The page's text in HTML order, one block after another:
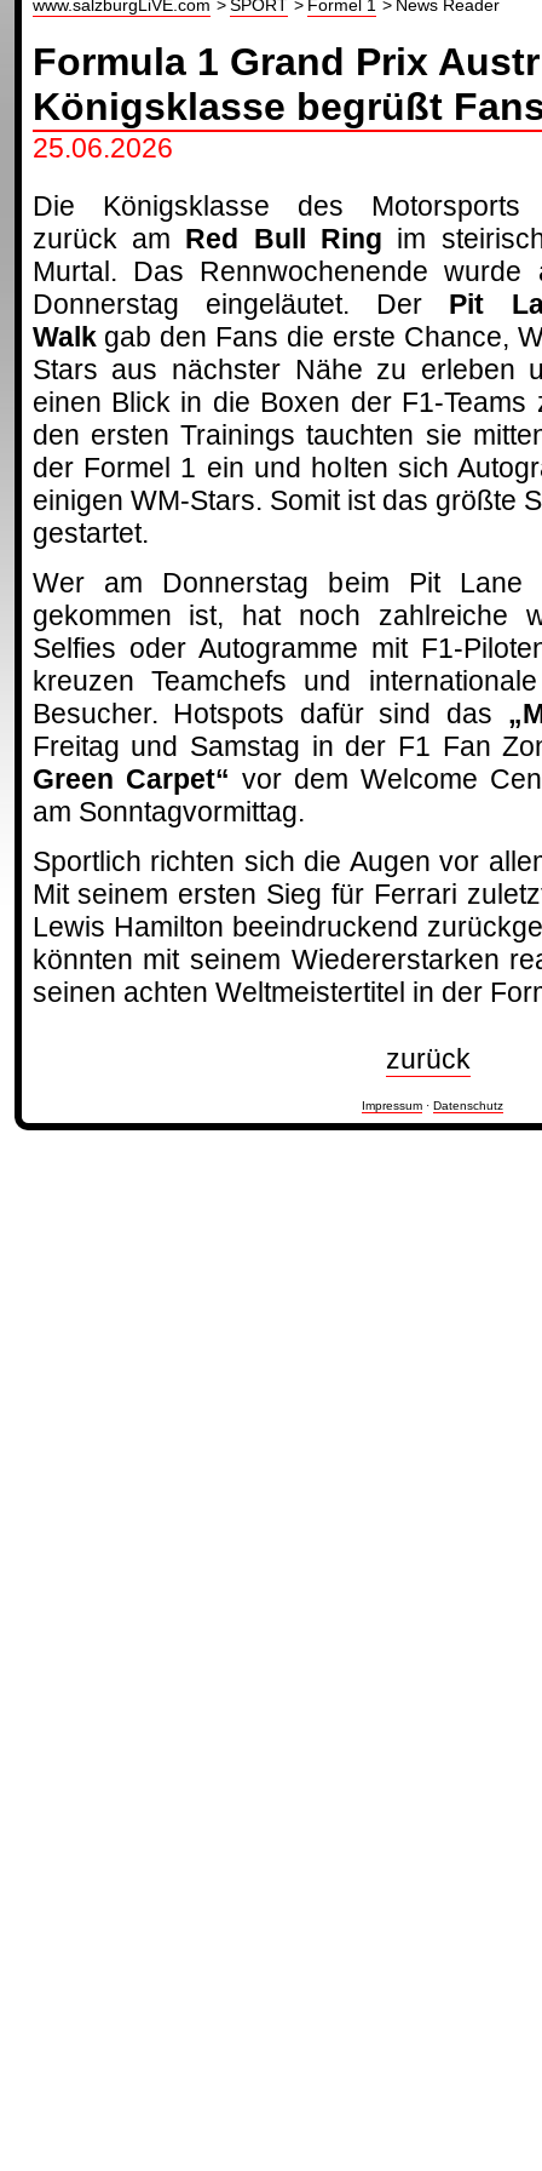
www.salzburgLiVE.com SPORT Formel 1 News Reader
Formula 1 Grand Prix
Königsklasse begrüßt
25.06.2026
Die Königsklasse des Motorsports
zurück am Red Bull Ring im
Murtal. Das Rennwochenende wurde
Donnerstag eingeläutet. Der Pit
Walkgab den Fans die erste Chance,
Stars aus nächster Nähe zu erleben
einen Blick in die Boxen der F1-Teams
den ersten Trainings tauchten sie
der Formel 1 ein und holten sich
einigen WM-Stars. Somit ist das größte
gestartet.
Wer am Donnerstag beim Pit
gekommen ist, hat noch zahlreiche
Selfies oder Autogramme mit F1-
kreuzen Teamchefs und
Besucher. Hotspots dafür sind das
Freitag und Samstag in der F1 Fan
Green Carpet“ vor dem Welcome
am Sonntagvormittag.
Sportlich richten sich die Augen vor
Mit seinem ersten Sieg für Ferrari
Lewis Hamilton beeindruckend
könnten mit seinem Wiedererstarken
seinen achten Weltmeistertitel in der
zurück
Impressum · Datenschutz